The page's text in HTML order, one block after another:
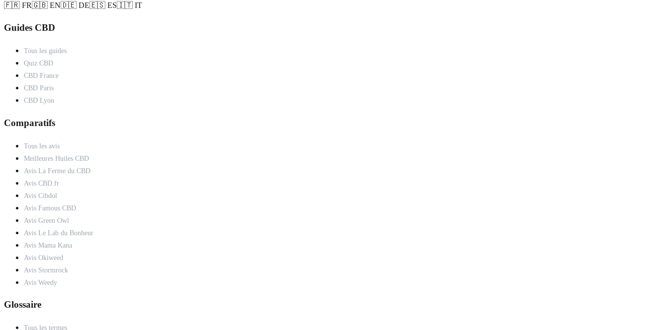
🇫🇷 FR🇬🇧 EN🇩🇪 DE🇪🇸 ES🇮🇹 IT
Guides CBD
Tous les guides
Quiz CBD
CBD France
CBD Paris
CBD Lyon
Comparatifs
Tous les avis
Meilleures Huiles CBD
Avis La Ferme du CBD
Avis CBD.fr
Avis Cibdol
Avis Famous CBD
Avis Green Owl
Avis Le Lab du Bonheur
Avis Mama Kana
Avis Okiweed
Avis Stormrock
Avis Weedy
Glossaire
Tous les termes